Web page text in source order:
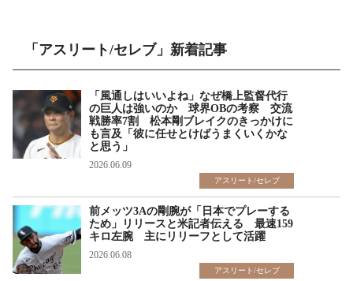
「アスリート/セレブ」新着記事
「風通しはいいよね」なぜ橋上監督代行
の巨人は強いのか 球界OBの考察 交流
戦勝率7割 松本剛ブレイクのきっかけに
も言及「彼に任せとけばうまくいくかな
と思う」
2026.06.09
アスリート/セレブ
前メッツ3Aの剛腕が「日本でプレーする
ため」リリースと米記者伝える 最速159
キロ左腕 主にリリーフとして活躍
2026.06.08
アスリート/セレブ